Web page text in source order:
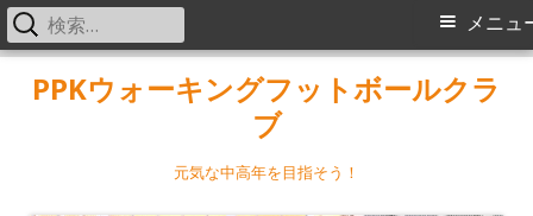
PPKウォーキングフットボールクラ
ブ
元気な中高年を目指そう！
メ
メニュ
検
索: